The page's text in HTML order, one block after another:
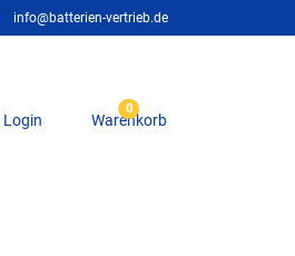
info@batterien-vertrieb.de
Login
0
Warenkorb